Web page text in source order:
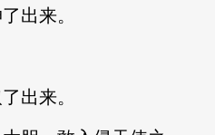
出来。
出来。